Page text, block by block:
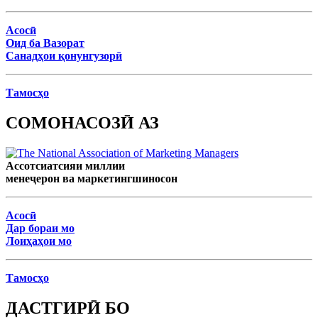
Асосӣ
Оид ба Вазорат
Санадҳои қонунгузорӣ
Тамосҳо
СОМОНАСОЗӢ АЗ
Ассотсиатсияи миллии
менеҷерон ва маркетингшиносон
Асосӣ
Дар бораи мо
Лоиҳаҳои мо
Тамосҳо
ДАСТГИРӢ БО